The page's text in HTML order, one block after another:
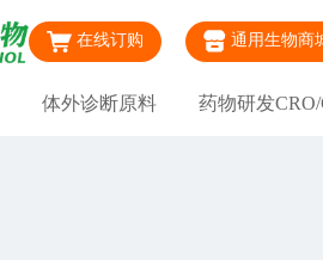
在线订购 通用生物商
体外诊断原料 药物研发